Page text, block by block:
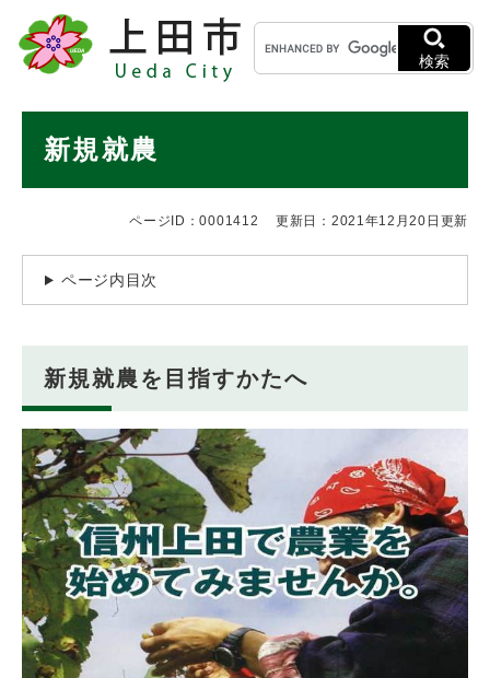
メニューを飛ばして本文へ
キ
ー
ワ
検索
新規就農
ページID：0001412 更新日：2021年12月20日更新
ページ内目次
新規就農を目指すかたへ